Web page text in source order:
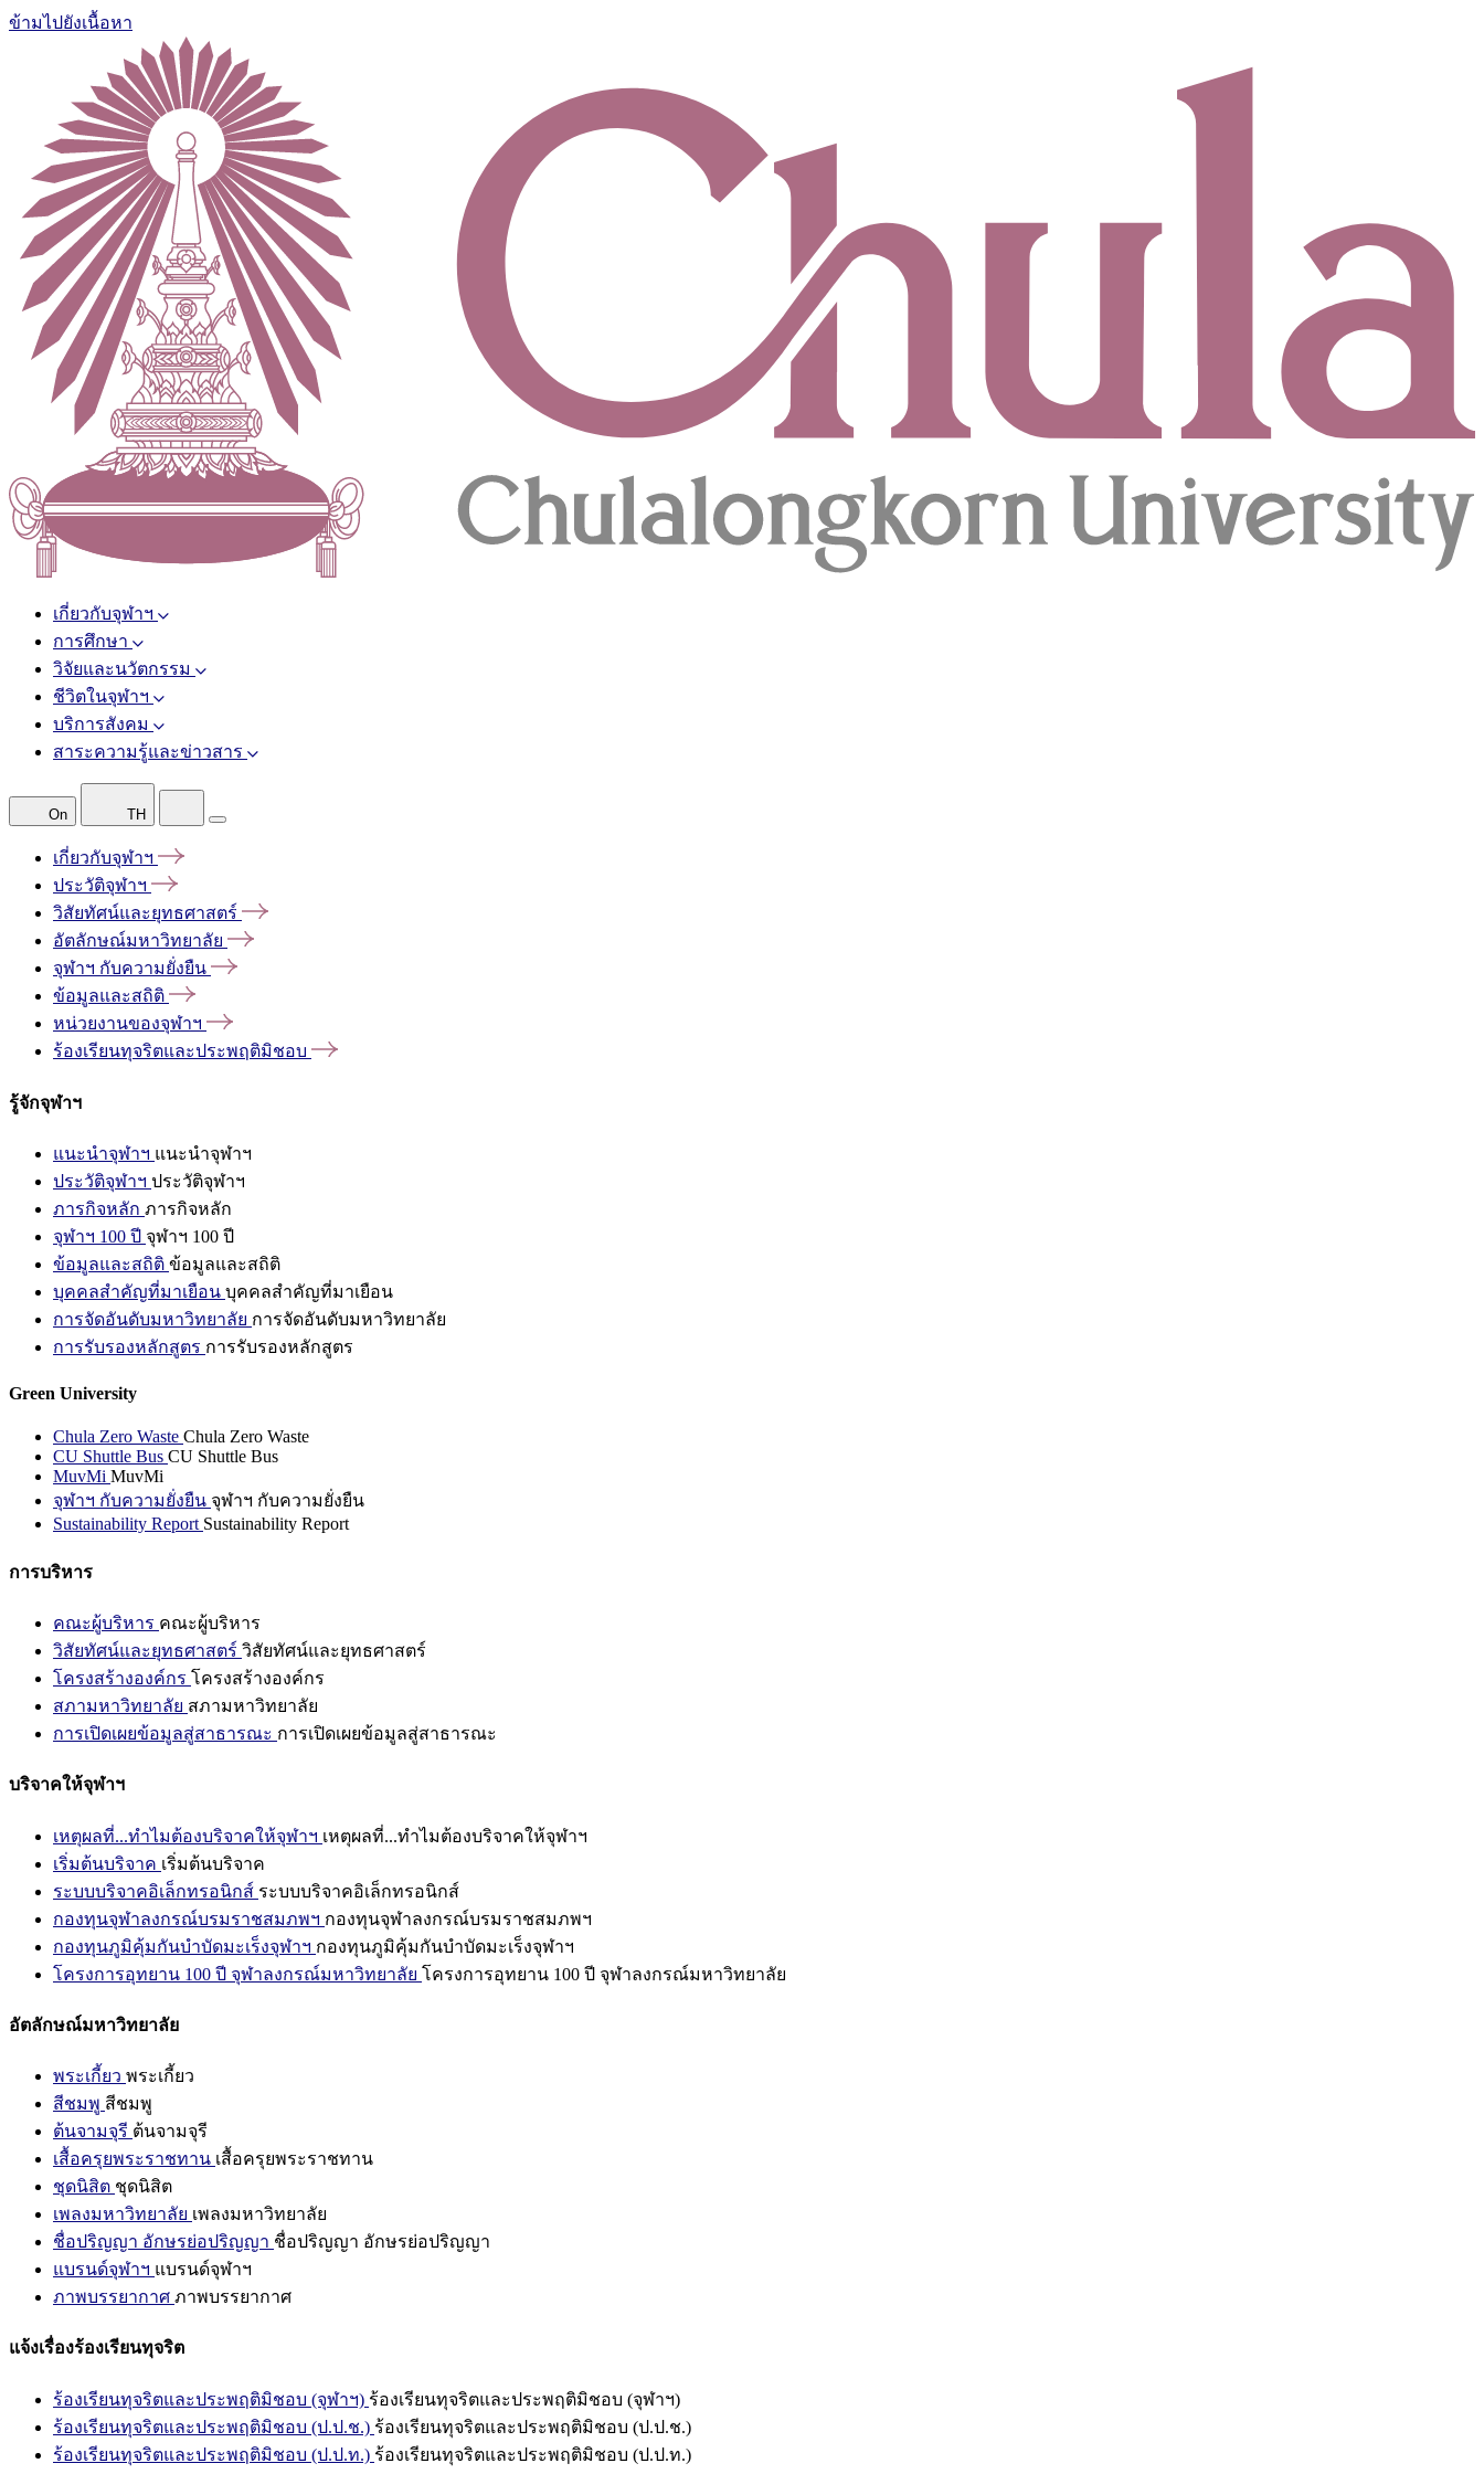
ข้ามไปยังเนื้อหา
เกี่ยวกับจุฬาฯ
การศึกษา
วิจัยและนวัตกรรม
ชีวิตในจุฬาฯ
บริการสังคม
สาระความรู้และข่าวสาร
On TH
เกี่ยวกับจุฬาฯ
ประวัติจุฬาฯ
วิสัยทัศน์และยุทธศาสตร์
อัตลักษณ์มหาวิทยาลัย
จุฬาฯ กับความยั่งยืน
ข้อมูลและสถิติ
หน่วยงานของจุฬาฯ
ร้องเรียนทุจริตและประพฤติมิชอบ
รู้จักจุฬาฯ
แนะนำจุฬาฯ แนะนำจุฬาฯ
ประวัติจุฬาฯ ประวัติจุฬาฯ
ภารกิจหลัก ภารกิจหลัก
จุฬาฯ 100 ปี จุฬาฯ 100 ปี
ข้อมูลและสถิติ ข้อมูลและสถิติ
บุคคลสำคัญที่มาเยือน บุคคลสำคัญที่มาเยือน
การจัดอันดับมหาวิทยาลัย การจัดอันดับมหาวิทยาลัย
การรับรองหลักสูตร การรับรองหลักสูตร
Green University
Chula Zero Waste Chula Zero Waste
CU Shuttle Bus CU Shuttle Bus
MuvMi MuvMi
จุฬาฯ กับความยั่งยืน จุฬาฯ กับความยั่งยืน
Sustainability Report Sustainability Report
การบริหาร
คณะผู้บริหาร คณะผู้บริหาร
วิสัยทัศน์และยุทธศาสตร์ วิสัยทัศน์และยุทธศาสตร์
โครงสร้างองค์กร โครงสร้างองค์กร
สภามหาวิทยาลัย สภามหาวิทยาลัย
การเปิดเผยข้อมูลสู่สาธารณะ การเปิดเผยข้อมูลสู่สาธารณะ
บริจาคให้จุฬาฯ
เหตุผลที่...ทำไมต้องบริจาคให้จุฬาฯ เหตุผลที่...ทำไมต้องบริจาคให้จุฬาฯ
เริ่มต้นบริจาค เริ่มต้นบริจาค
ระบบบริจาคอิเล็กทรอนิกส์ ระบบบริจาคอิเล็กทรอนิกส์
กองทุนจุฬาลงกรณ์บรมราชสมภพฯ กองทุนจุฬาลงกรณ์บรมราชสมภพฯ
กองทุนภูมิคุ้มกันบำบัดมะเร็งจุฬาฯ กองทุนภูมิคุ้มกันบำบัดมะเร็งจุฬาฯ
โครงการอุทยาน 100 ปี จุฬาลงกรณ์มหาวิทยาลัย โครงการอุทยาน 100 ปี จุฬาลงกรณ์มหาวิทยาลัย
อัตลักษณ์มหาวิทยาลัย
พระเกี้ยว พระเกี้ยว
สีชมพู สีชมพู
ต้นจามจุรี ต้นจามจุรี
เสื้อครุยพระราชทาน เสื้อครุยพระราชทาน
ชุดนิสิต ชุดนิสิต
เพลงมหาวิทยาลัย เพลงมหาวิทยาลัย
ชื่อปริญญา อักษรย่อปริญญา ชื่อปริญญา อักษรย่อปริญญา
แบรนด์จุฬาฯ แบรนด์จุฬาฯ
ภาพบรรยากาศ ภาพบรรยากาศ
แจ้งเรื่องร้องเรียนทุจริต
ร้องเรียนทุจริตและประพฤติมิชอบ (จุฬาฯ) ร้องเรียนทุจริตและประพฤติมิชอบ (จุฬาฯ)
ร้องเรียนทุจริตและประพฤติมิชอบ (ป.ป.ช.) ร้องเรียนทุจริตและประพฤติมิชอบ (ป.ป.ช.)
ร้องเรียนทุจริตและประพฤติมิชอบ (ป.ป.ท.) ร้องเรียนทุจริตและประพฤติมิชอบ (ป.ป.ท.)